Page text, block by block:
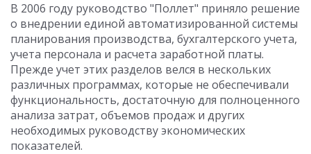
В 2006 году руководство "Поллет" приняло решение
о внедрении единой автоматизированной системы
планирования производства, бухгалтерского учета,
учета персонала и расчета заработной платы.
Прежде учет этих разделов велся в нескольких
различных программах, которые не обеспечивали
функциональность, достаточную для полноценного
анализа затрат, объемов продаж и других
необходимых руководству экономических
показателей.